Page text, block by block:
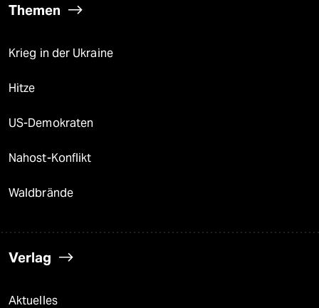
Themen
Krieg in der Ukraine
Hitze
US-Demokraten
Nahost-Konflikt
Waldbrände
Verlag
Aktuelles